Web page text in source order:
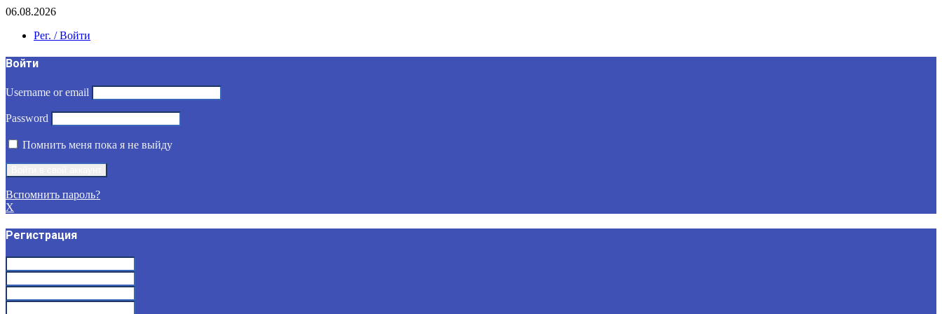
06.08.2026
Рег. / Войти
Войти
Username or email
Password
Помнить меня пока я не выйду
Вспомнить пароль?
X
Регистрация